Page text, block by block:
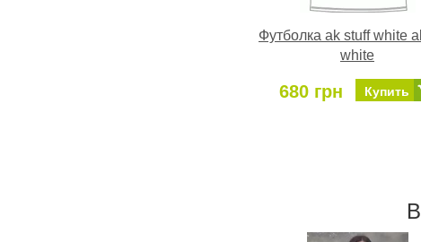
Футболка ak stuff white
white
680 грн Купить